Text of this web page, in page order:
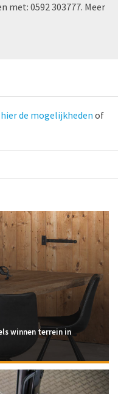
met: 0592 303777. Meer
de mogelijkhedenof
winnen terrein in